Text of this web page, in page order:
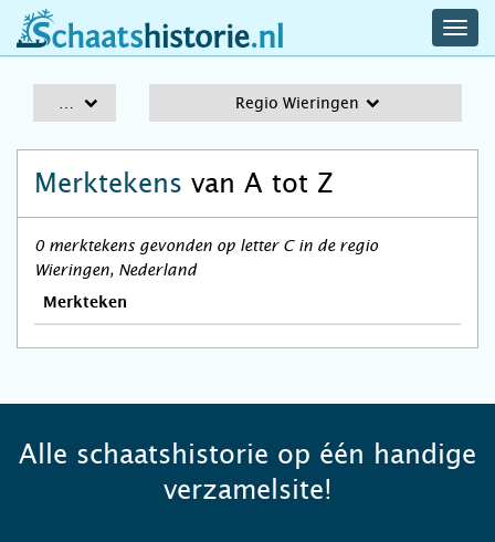
schaatshistorie.nl
Regio Wieringen
Merktekens van A tot Z
0 merktekens gevonden op letter C in de regio
Wieringen, Nederland
Merkteken
Alle schaatshistorie op één handige
verzamelsite!